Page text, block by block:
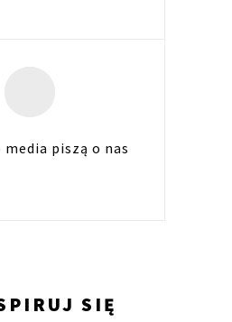
media piszą o nas
SIĘ